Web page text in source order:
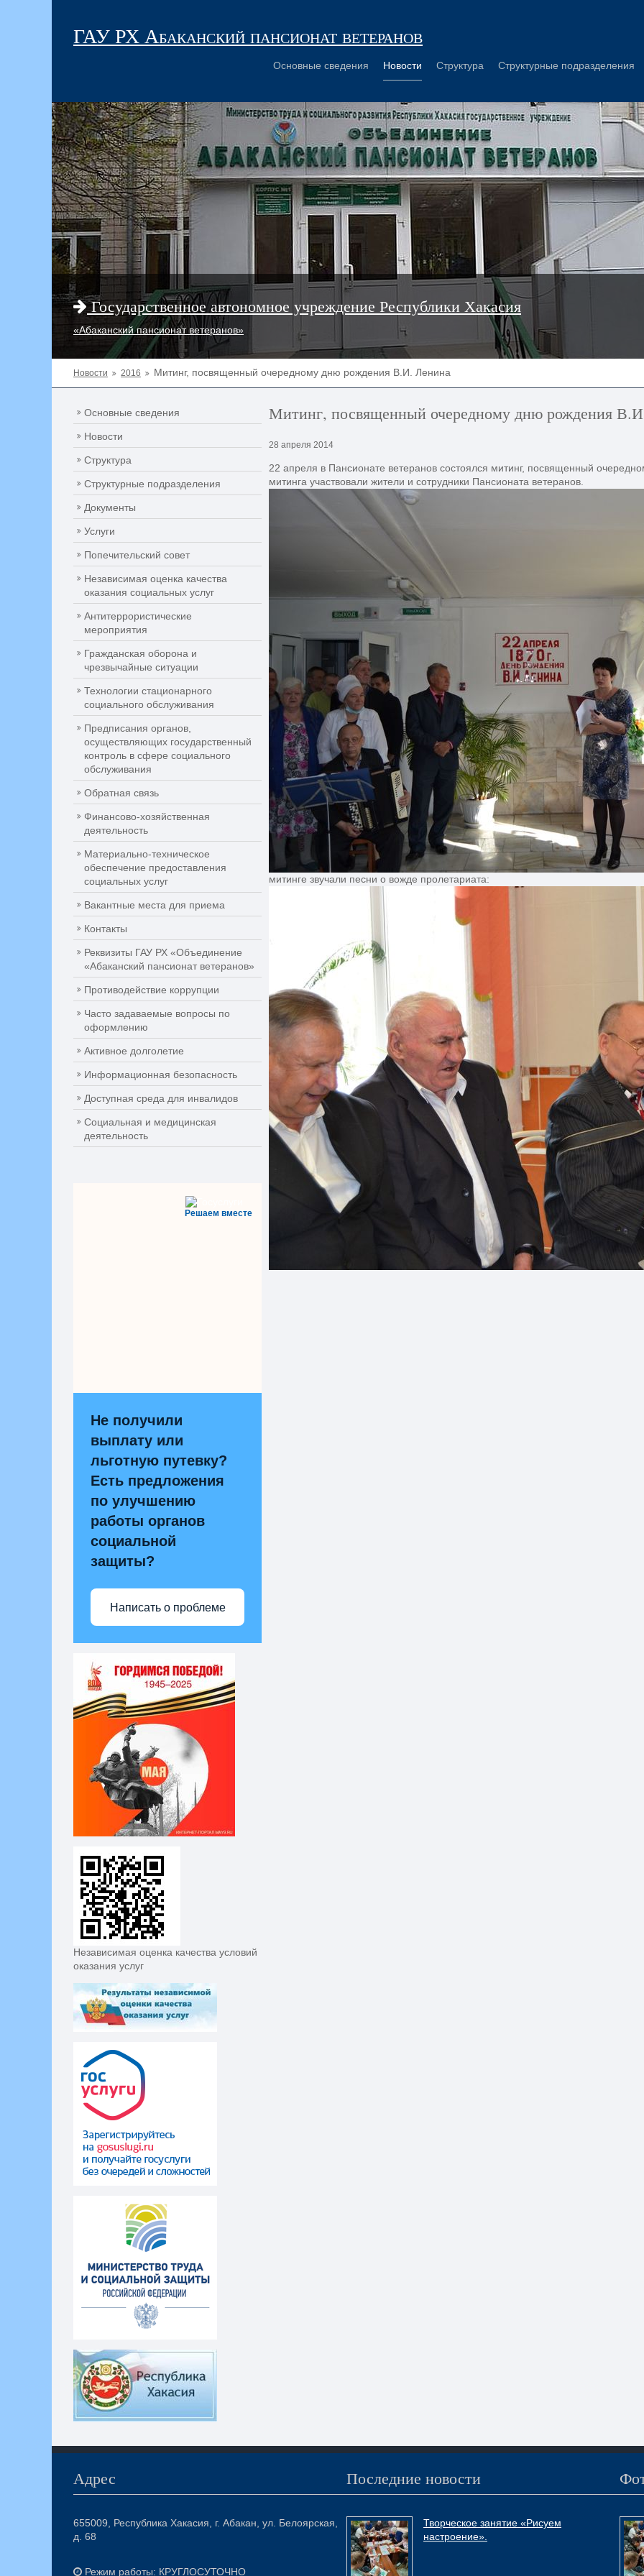
ГАУ РХ Абаканский пансионат ветеранов
Основные сведения Новости Структура Структурные подразделения
Государственное автономное учреждение Республики Хакасия
«Абаканский пансионат ветеранов»
Новости 2016 Митинг, посвященный очередному дню рождения В.И. Ленина
Основные сведения
Новости
Структура
Структурные подразделения
Документы
Услуги
Попечительский совет
Независимая оценка качества
оказания социальных услуг
Антитеррористические
мероприятия
Гражданская оборона и
чрезвычайные ситуации
Технологии стационарного
социального обслуживания
Предписания органов,
осуществляющих государственный
контроль в сфере социального
обслуживания
Обратная связь
Финансово-хозяйственная
деятельность
Материально-техническое
обеспечение предоставления
социальных услуг
Вакантные места для приема
Контакты
Реквизиты ГАУ РХ «Объединение
«Абаканский пансионат ветеранов»
Противодействие коррупции
Часто задаваемые вопросы по
оформлению
Активное долголетие
Информационная безопасность
Доступная среда для инвалидов
Социальная и медицинская
деятельность
Решаем вместе
Не получили
выплату или
льготную путевку?
Есть предложения
по улучшению
работы органов
социальной
защиты?
Написать о проблеме
Независимая оценка качества условий
оказания услуг
Митинг, посвященный очередному дню рождения
28 апреля 2014
22 апреля в Пансионате ветеранов состоялся митинг, посвященный
митинга участвовали жители и сотрудники Пансионата ветеранов.
митинге звучали песни о вожде пролетариата:
Адрес
655009, Республика Хакасия, г. Абакан, ул. Белоярская,
д. 68
Режим работы: КРУГЛОСУТОЧНО
Последние новости
Творческое занятие «Рисуем
настроение».